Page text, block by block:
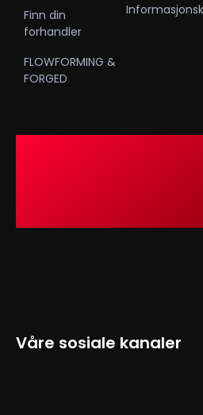
Finn din
forhandler
FLOWFORMING &
FORGED
Våre sosiale kanaler